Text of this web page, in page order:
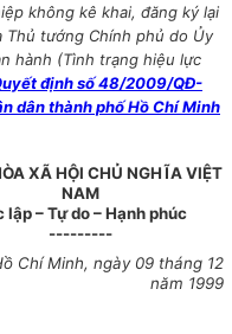
không kê khai, đăng ký lại
Thủ tướng Chính phủ do Ủy
hành (Tình trạng hiệu lực
định số 48/2009/QĐ-
dân thành phố Hồ Chí Minh
XÃ HỘI CHỦ NGHĨA VIỆT
NAM
lập – Tự do – Hạnh phúc
---------
Chí Minh, ngày 09 tháng 12
năm 1999